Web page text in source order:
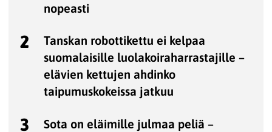
nopeasti
2
Tanskan robottikettu ei kelpaa
suomalaisille luolakoiraharrastajille –
elävien kettujen ahdinko
taipumuskokeissa jatkuu
3
Sota on eläimille julmaa peliä –